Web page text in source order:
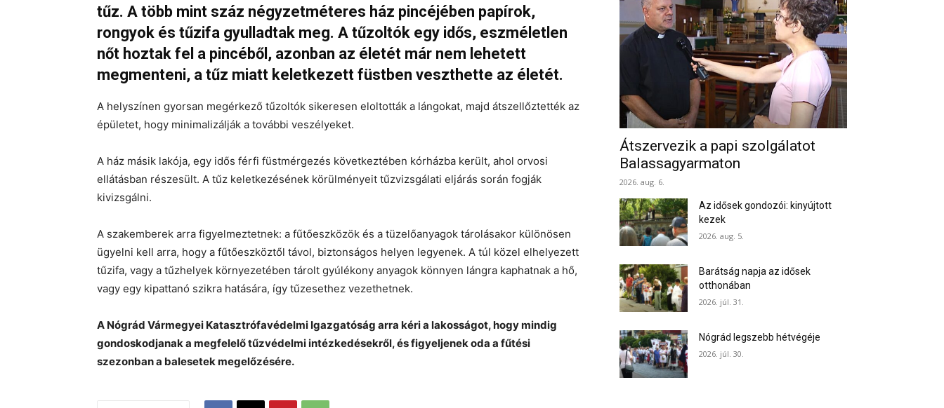
tűz. A több mint száz négyzetméteres ház pincéjében papírok,
rongyok és tűzifa gyulladtak meg. A tűzoltók egy idős, eszméletlen
nőt hoztak fel a pincéből, azonban az életét már nem lehetett
megmenteni, a tűz miatt keletkezett füstben veszthette az életét.
A helyszínen gyorsan megérkező tűzoltók sikeresen eloltották a lángokat, majd átszellőztették az
épületet, hogy minimalizálják a további veszélyeket.
A ház másik lakója, egy idős férfi füstmérgezés következtében kórházba került, ahol orvosi
ellátásban részesült. A tűz keletkezésének körülményeit tűzvizsgálati eljárás során fogják
kivizsgálni.
A szakemberek arra figyelmeztetnek: a fűtőeszközök és a tüzelőanyagok tárolásakor különösen
ügyelni kell arra, hogy a fűtőeszköztől távol, biztonságos helyen legyenek. A túl közel elhelyezett
tűzifa, vagy a tűzhelyek környezetében tárolt gyúlékony anyagok könnyen lángra kaphatnak a hő,
vagy egy kipattanó szikra hatására, így tűzesethez vezethetnek.
A Nógrád Vármegyei Katasztrófavédelmi Igazgatóság arra kéri a lakosságot, hogy mindig
gondoskodjanak a megfelelő tűzvédelmi intézkedésekről, és figyeljenek oda a fűtési
szezonban a balesetek megelőzésére.
Átszervezik a papi szolgálatot
Balassagyarmaton
2026. aug. 6.
Az idősek gondozói: kinyújtott
kezek
2026. aug. 5.
Barátság napja az idősek
otthonában
2026. júl. 31.
Nógrád legszebb hétvégéje
2026. júl. 30.